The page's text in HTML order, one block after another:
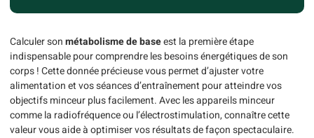
Calculer sonmétabolisme de baseest la première étape
indispensable pour comprendre les besoins énergétiques de son
corps ! Cette donnée précieuse vous permet d’ajuster votre
alimentation et vos séances d’entraînement pour atteindre vos
objectifs minceur plus facilement. Avec les appareils minceur
comme la radiofréquence ou l’électrostimulation, connaître cette
valeur vous aide à optimiser vos résultats de façon spectaculaire.